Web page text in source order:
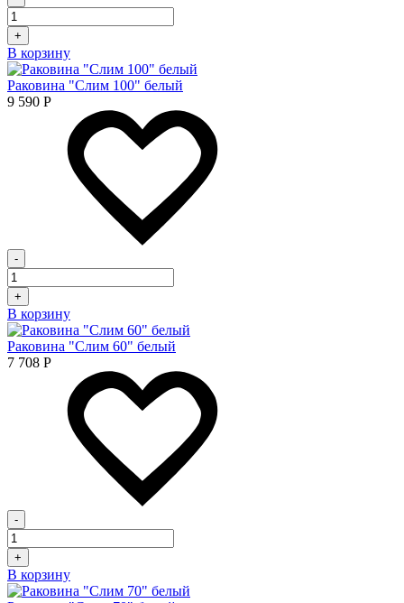
+
В корзину
Раковина "Слим 100" белый
9 590 Р
-
+
В корзину
Раковина "Слим 60" белый
7 708 Р
-
+
В корзину